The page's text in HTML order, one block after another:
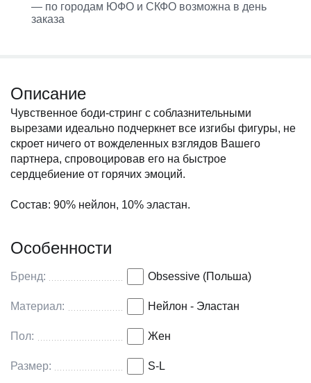
— по городам ЮФО и СКФО возможна в день
заказа
Описание
Чувственное боди-стринг с соблазнительными
вырезами идеально подчеркнет все изгибы фигуры, не
скроет ничего от вожделенных взглядов Вашего
партнера, спровоцировав его на быстрое
сердцебиение от горячих эмоций.
Состав: 90% нейлон, 10% эластан.
Особенности
Бренд: Obsessive (Польша)
Материал: Нейлон - Эластан
Пол: Жен
Размер: S-L